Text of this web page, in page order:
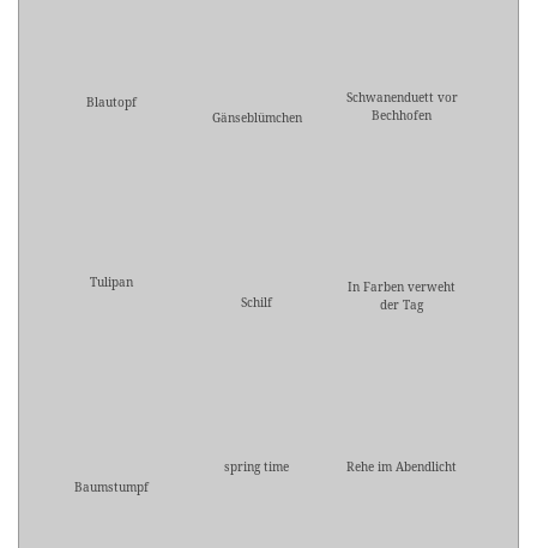
Blautopf
Gänseblümchen
Schwanenduett vor
Bechhofen
Tulipan
Schilf
In Farben verweht
der Tag
Baumstumpf
spring time Rehe im Abendlicht